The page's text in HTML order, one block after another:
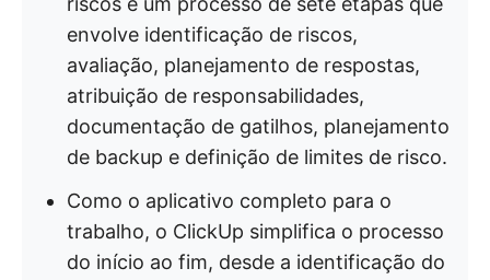
envolve identificação de riscos,
avaliação, planejamento de respostas,
atribuição de responsabilidades,
documentação de gatilhos, planejamento
de backup e definição de limites de risco.
Como o aplicativo completo para o
trabalho, o ClickUp simplifica o processo
do início ao fim, desde a identificação do